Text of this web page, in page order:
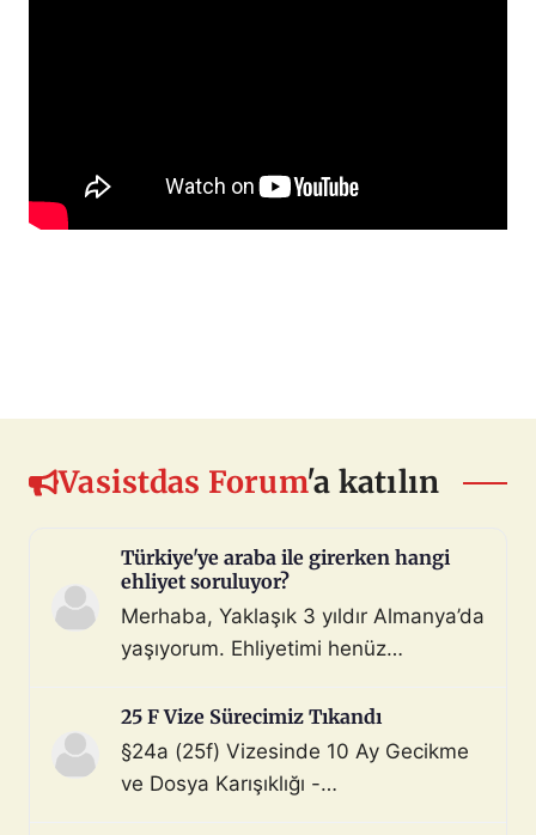
Vasistdas Forum'a katılın
Türkiye'ye araba ile girerken hangi
ehliyet soruluyor?
Merhaba, Yaklaşık 3 yıldır Almanya’da
yaşıyorum. Ehliyetimi henüz
çoktan halletmem gerekiyordu ama
maalesef yapmadım). Diyelim ki bir
araç satın aldım ve gerekli tüm
25 F Vize Sürecimiz Tıkandı
§24a (25f) Vizesinde 10 Ay Gecikme
ve Dosya Karışıklığı -